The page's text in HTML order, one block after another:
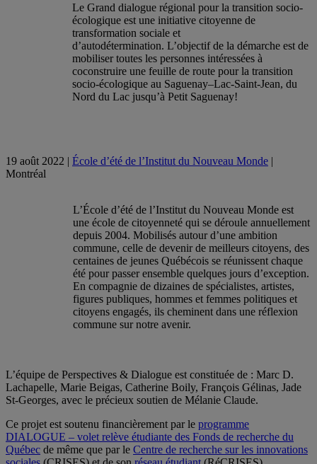
Le Grand dialogue régional pour la transition socio-
écologique est une initiative citoyenne de
transformation sociale et
d’autodétermination. L’objectif de la démarche est de
mobiliser toutes les personnes intéressées à
coconstruire une feuille de route pour la transition
socio-écologique au Saguenay–Lac-Saint-Jean, du
Nord du Lac jusqu’à Petit Saguenay!
19 août 2022 | École d’été de l’Institut du Nouveau Monde |
Montréal
L’École d’été de l’Institut du Nouveau Monde est
une école de citoyenneté qui se déroule annuellement
depuis 2004. Mobilisés autour d’une ambition
commune, celle de devenir de meilleurs citoyens, des
centaines de jeunes Québécois se réunissent chaque
été pour passer ensemble quelques jours d’exception.
En compagnie de dizaines de spécialistes, artistes,
figures publiques, hommes et femmes politiques et
citoyens engagés, ils cheminent dans une réflexion
commune sur notre avenir.
L’équipe de Perspectives & Dialogue est constituée de : Marc D.
Lachapelle, Marie Beigas, Catherine Boily, François Gélinas, Jade
St-Georges, avec le précieux soutien de Mélanie Claude.
Ce projet est soutenu financièrement par le programme
DIALOGUE – volet relève étudiante des Fonds de recherche du
Québec de même que par le Centre de recherche sur les innovations